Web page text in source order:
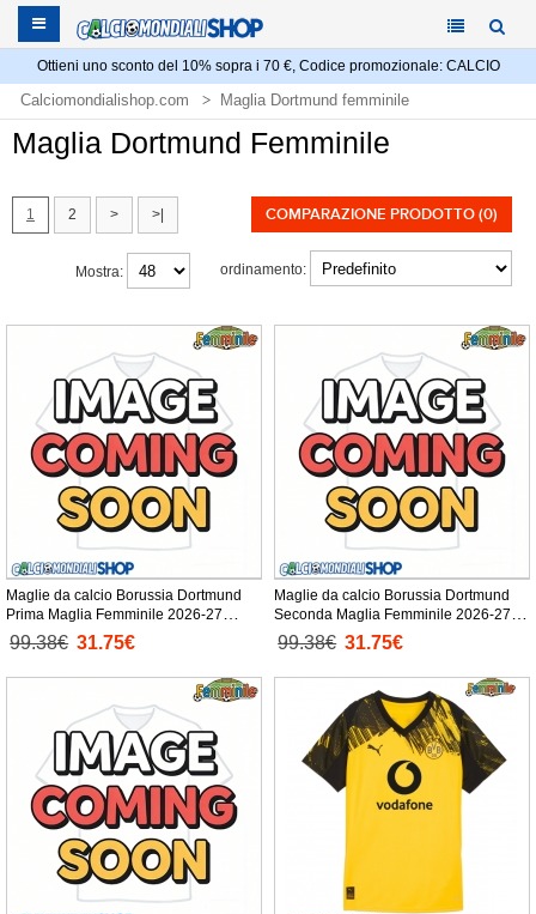
Ottieni uno sconto del 10% sopra i 70 €, Codice promozionale: CALCIO
Calciomondialishop.com Maglia Dortmund femminile
Maglia Dortmund Femminile
1 2 > >| COMPARAZIONE PRODOTTO (0)
ordinamento:
Mostra:
Maglie da calcio Borussia Dortmund
Prima Maglia Femminile 2026-27
Manica Corta
99.38€ 31.75€
Maglie da calcio Borussia Dortmund
Seconda Maglia Femminile 2026-27
Manica Corta
99.38€ 31.75€